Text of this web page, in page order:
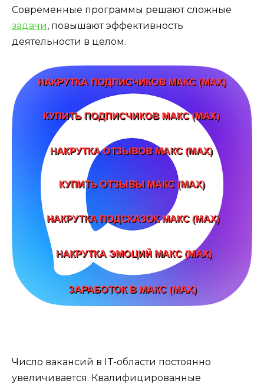
Современные программы решают сложные
задачи, повышают эффективность
деятельности в целом.
Число вакансий в IT-области постоянно
увеличивается. Квалифицированные